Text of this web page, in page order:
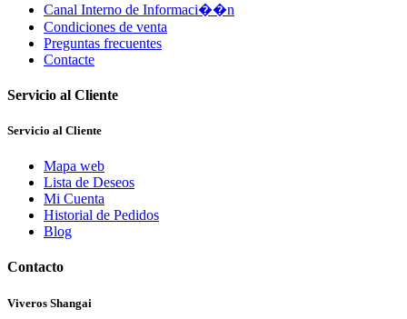
Canal Interno de Informaci��n
Condiciones de venta
Preguntas frecuentes
Contacte
Servicio al Cliente
Servicio al Cliente
Mapa web
Lista de Deseos
Mi Cuenta
Historial de Pedidos
Blog
Contacto
Viveros Shangai